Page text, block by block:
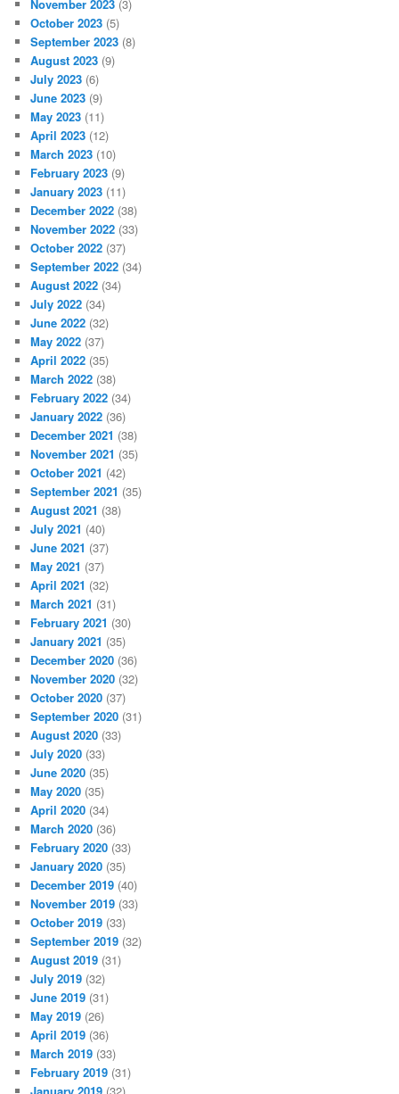
November 2023 (3)
October 2023 (5)
September 2023 (8)
August 2023 (9)
July 2023 (6)
June 2023 (9)
May 2023 (11)
April 2023 (12)
March 2023 (10)
February 2023 (9)
January 2023 (11)
December 2022 (38)
November 2022 (33)
October 2022 (37)
September 2022 (34)
August 2022 (34)
July 2022 (34)
June 2022 (32)
May 2022 (37)
April 2022 (35)
March 2022 (38)
February 2022 (34)
January 2022 (36)
December 2021 (38)
November 2021 (35)
October 2021 (42)
September 2021 (35)
August 2021 (38)
July 2021 (40)
June 2021 (37)
May 2021 (37)
April 2021 (32)
March 2021 (31)
February 2021 (30)
January 2021 (35)
December 2020 (36)
November 2020 (32)
October 2020 (37)
September 2020 (31)
August 2020 (33)
July 2020 (33)
June 2020 (35)
May 2020 (35)
April 2020 (34)
March 2020 (36)
February 2020 (33)
January 2020 (35)
December 2019 (40)
November 2019 (33)
October 2019 (33)
September 2019 (32)
August 2019 (31)
July 2019 (32)
June 2019 (31)
May 2019 (26)
April 2019 (36)
March 2019 (33)
February 2019 (31)